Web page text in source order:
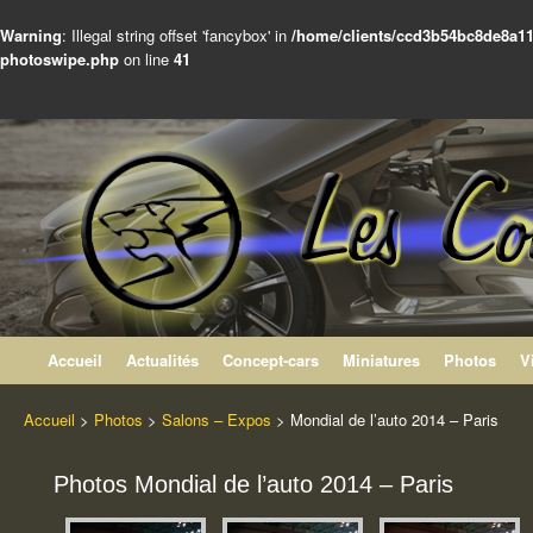
Warning: Illegal string offset 'fancybox' in /home/clients/
photoswipe.php on line 41
Les Concept-cars Peugeot
Le site non officiel des Concept-cars du Lion
Aller au contenu
Accueil Actualités Concept-cars Miniatures Photos
Accueil > Photos > Salons – Expos > Mondial de l’auto 2014 – Paris
Photos Mondial de l’auto 2014 – Paris